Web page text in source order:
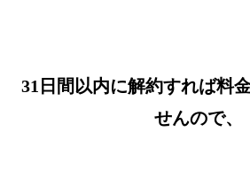
31日間以内に解約すれば料
せんので、